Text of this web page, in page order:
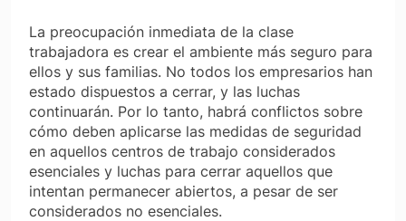
La preocupación inmediata de la clase
trabajadora es crear el ambiente más seguro para
ellos y sus familias. No todos los empresarios han
estado dispuestos a cerrar, y las luchas
continuarán. Por lo tanto, habrá conflictos sobre
cómo deben aplicarse las medidas de seguridad
en aquellos centros de trabajo considerados
esenciales y luchas para cerrar aquellos que
intentan permanecer abiertos, a pesar de ser
considerados no esenciales.